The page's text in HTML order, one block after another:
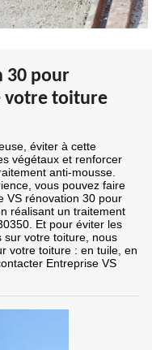
30 pour
votre toiture
éviter à cette
végétaux et renforcer
anti-mousse.
vous pouvez faire
VS rénovation 30 pour
réalisant un traitement
Et pour éviter les
sur votre toiture, nous
votre toiture : en tuile, en
Entreprise VS